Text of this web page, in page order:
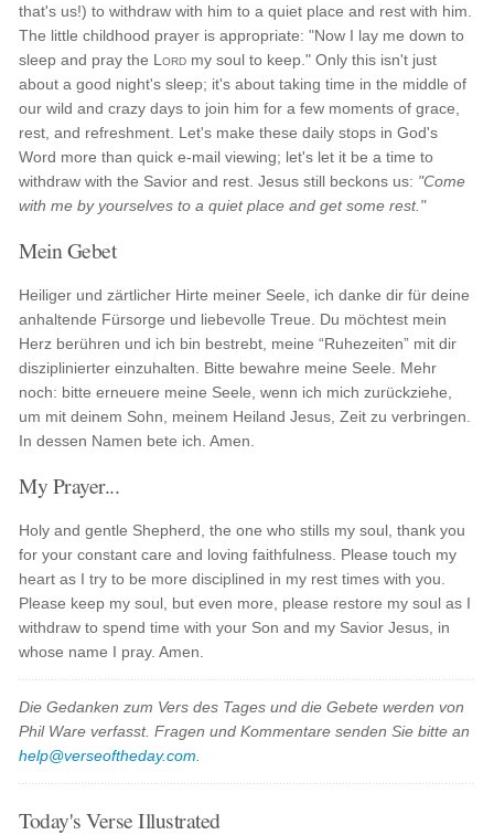
that's us!) to withdraw with him to a quiet place and rest with him.
The little childhood prayer is appropriate: "Now I lay me down to
sleep and pray the Lord my soul to keep." Only this isn't just
about a good night's sleep; it's about taking time in the middle of
our wild and crazy days to join him for a few moments of grace,
rest, and refreshment. Let's make these daily stops in God's
Word more than quick e-mail viewing; let's let it be a time to
withdraw with the Savior and rest. Jesus still beckons us: "Come
with me by yourselves to a quiet place and get some rest."
Mein Gebet
Heiliger und zärtlicher Hirte meiner Seele, ich danke dir für deine
anhaltende Fürsorge und liebevolle Treue. Du möchtest mein
Herz berühren und ich bin bestrebt, meine “Ruhezeiten” mit dir
disziplinierter einzuhalten. Bitte bewahre meine Seele. Mehr
noch: bitte erneuere meine Seele, wenn ich mich zurückziehe,
um mit deinem Sohn, meinem Heiland Jesus, Zeit zu verbringen.
In dessen Namen bete ich. Amen.
My Prayer...
Holy and gentle Shepherd, the one who stills my soul, thank you
for your constant care and loving faithfulness. Please touch my
heart as I try to be more disciplined in my rest times with you.
Please keep my soul, but even more, please restore my soul as I
withdraw to spend time with your Son and my Savior Jesus, in
whose name I pray. Amen.
Die Gedanken zum Vers des Tages und die Gebete werden von
Phil Ware verfasst. Fragen und Kommentare senden Sie bitte an
help@verseoftheday.com
Today's Verse Illustrated